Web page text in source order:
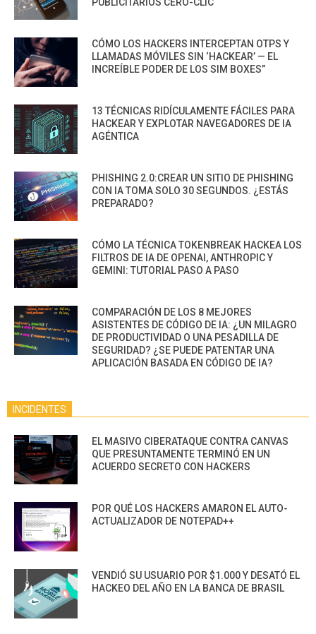
CÓMO LOS HACKERS INTERCEPTAN OTPS Y
LLAMADAS MÓVILES SIN ‘HACKEAR’ — EL
INCREÍBLE PODER DE LOS SIM BOXES”
13 TÉCNICAS RIDÍCULAMENTE FÁCILES PARA
HACKEAR Y EXPLOTAR NAVEGADORES DE IA
AGÉNTICA
PHISHING 2.0:CREAR UN SITIO DE PHISHING
CON IA TOMA SOLO 30 SEGUNDOS. ¿ESTÁS
PREPARADO?
CÓMO LA TÉCNICA TOKENBREAK HACKEA LOS
FILTROS DE IA DE OPENAI, ANTHROPIC Y
GEMINI: TUTORIAL PASO A PASO
COMPARACIÓN DE LOS 8 MEJORES
ASISTENTES DE CÓDIGO DE IA: ¿UN MILAGRO
DE PRODUCTIVIDAD O UNA PESADILLA DE
SEGURIDAD? ¿SE PUEDE PATENTAR UNA
APLICACIÓN BASADA EN CÓDIGO DE IA?
INCIDENTES
EL MASIVO CIBERATAQUE CONTRA CANVAS
QUE PRESUNTAMENTE TERMINÓ EN UN
ACUERDO SECRETO CON HACKERS
POR QUÉ LOS HACKERS AMARON EL AUTO-
ACTUALIZADOR DE NOTEPAD++
VENDIÓ SU USUARIO POR $1.000 Y DESATÓ EL
HACKEO DEL AÑO EN LA BANCA DE BRASIL